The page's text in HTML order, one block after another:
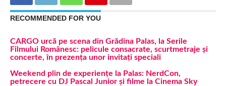
RECOMMENDED FOR YOU
CARGO urcă pe scena din Grădina Palas, la Serile
Filmului Românesc: pelicule consacrate, scurtmetraje și
concerte, în prezența unor invitați speciali
Weekend plin de experiențe la Palas: NerdCon,
petrecere cu DJ Pascal Junior și filme la Cinema Sky